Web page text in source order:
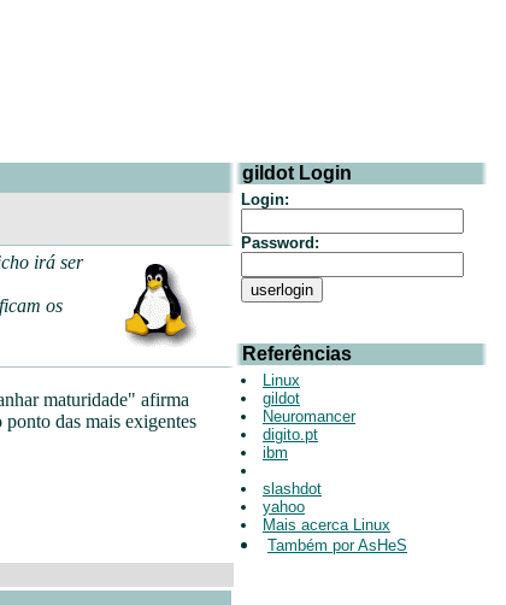
irá ser
os
maturidade" afirma
das mais exigentes
gildot Login
Login:
Password:
Referências
Linux
gildot
Neuromancer
digito.pt
ibm
slashdot
yahoo
Mais acerca Linux
Também por AsHeS